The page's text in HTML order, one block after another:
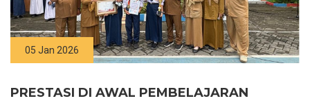
05 Jan 2026
PRESTASI DI AWAL PEMBELAJARAN